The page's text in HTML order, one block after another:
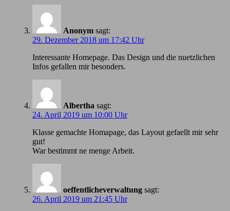
Anonym sagt:
29. Dezember 2018 um 17:42 Uhr
Іnteressante Homepage. Das Design und die nuetzlichen
Infos gefallen mir besonders.
Albertha sagt:
24. April 2019 um 10:00 Uhr
Klasse gemachte Homapage, das Layout gefaellt mir sehr
gut!
War bestimmt ne menge Arbeit.
oeffentlicheverwaltung sagt:
26. April 2019 um 21:45 Uhr